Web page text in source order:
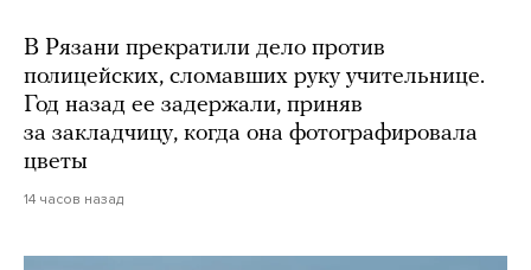
В Рязани прекратили дело против
полицейских, сломавших руку учительнице.
Год назад ее задержали, приняв
за закладчицу, когда она фотографировала
цветы
14 часов назад